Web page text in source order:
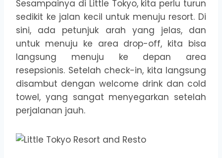
Sesampainya di Little Tokyo, kita perlu turun
sedikit ke jalan kecil untuk menuju resort. Di
sini, ada petunjuk arah yang jelas, dan
untuk menuju ke area drop-off, kita bisa
langsung menuju ke depan area
resepsionis. Setelah check-in, kita langsung
disambut dengan welcome drink dan cold
towel, yang sangat menyegarkan setelah
perjalanan jauh.